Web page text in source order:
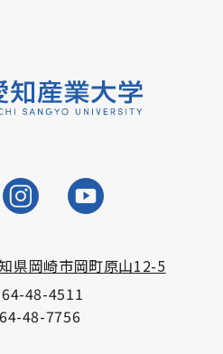
県岡崎市岡町原山12-5
48-4511
48-7756